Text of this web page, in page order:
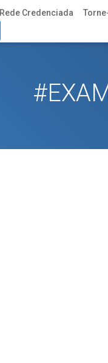
Rede Credenciada